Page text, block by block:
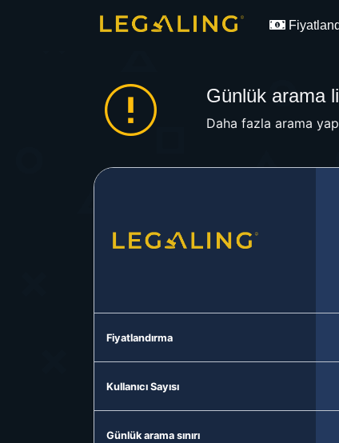
Günlük arama
Daha fazla arama
Fiyatlandırma
Kullanıcı Sayısı
Günlük arama sınırı